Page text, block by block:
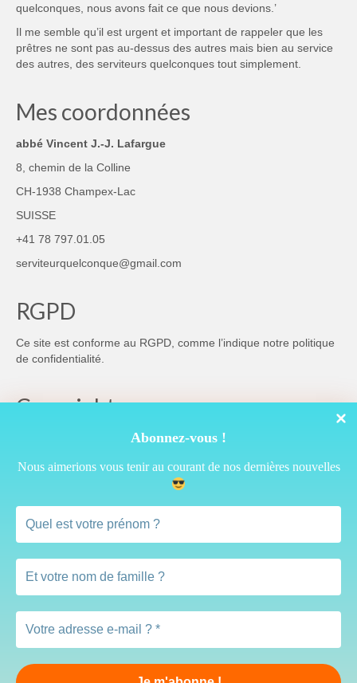
Abonnez-vous !
Nous aimerions vous tenir au courant de nos dernières nouvelles
quelconques, nous avons fait ce que nous devions.’
Il me semble qu’il est urgent et important de rappeler que les
prêtres ne sont pas au-dessus des autres mais bien au service
des autres, des serviteurs quelconques tout simplement.
Mes coordonnées
abbé Vincent J.-J. Lafargue
8, chemin de la Colline
CH-1938 Champex-Lac
SUISSE
+41 78 797.01.05
serviteurquelconque@gmail.com
RGPD
Ce site est conforme au RGPD, comme l’indique notre politique
de confidentialité
Copyright
Cette œuvre est mise à disposition selon les termes de la
Licence Creative Commons Attribution 4.0 International
(c) serviteurquelconque.ch